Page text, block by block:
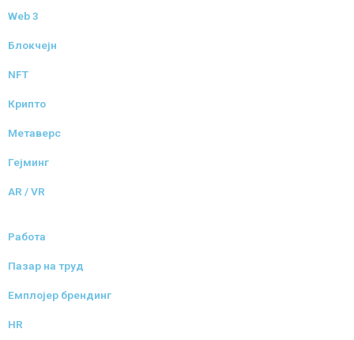
Web 3
Блокчејн
NFT
Крипто
Метаверс
Гејминг
AR / VR
Работа
Пазар на труд
Емплојер брендинг
HR